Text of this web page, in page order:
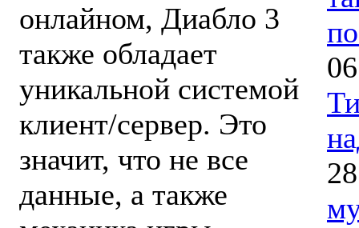
онлайном, Диабло 3
также обладает
уникальной системой
клиент/сервер. Это
значит, что не все
данные, а также